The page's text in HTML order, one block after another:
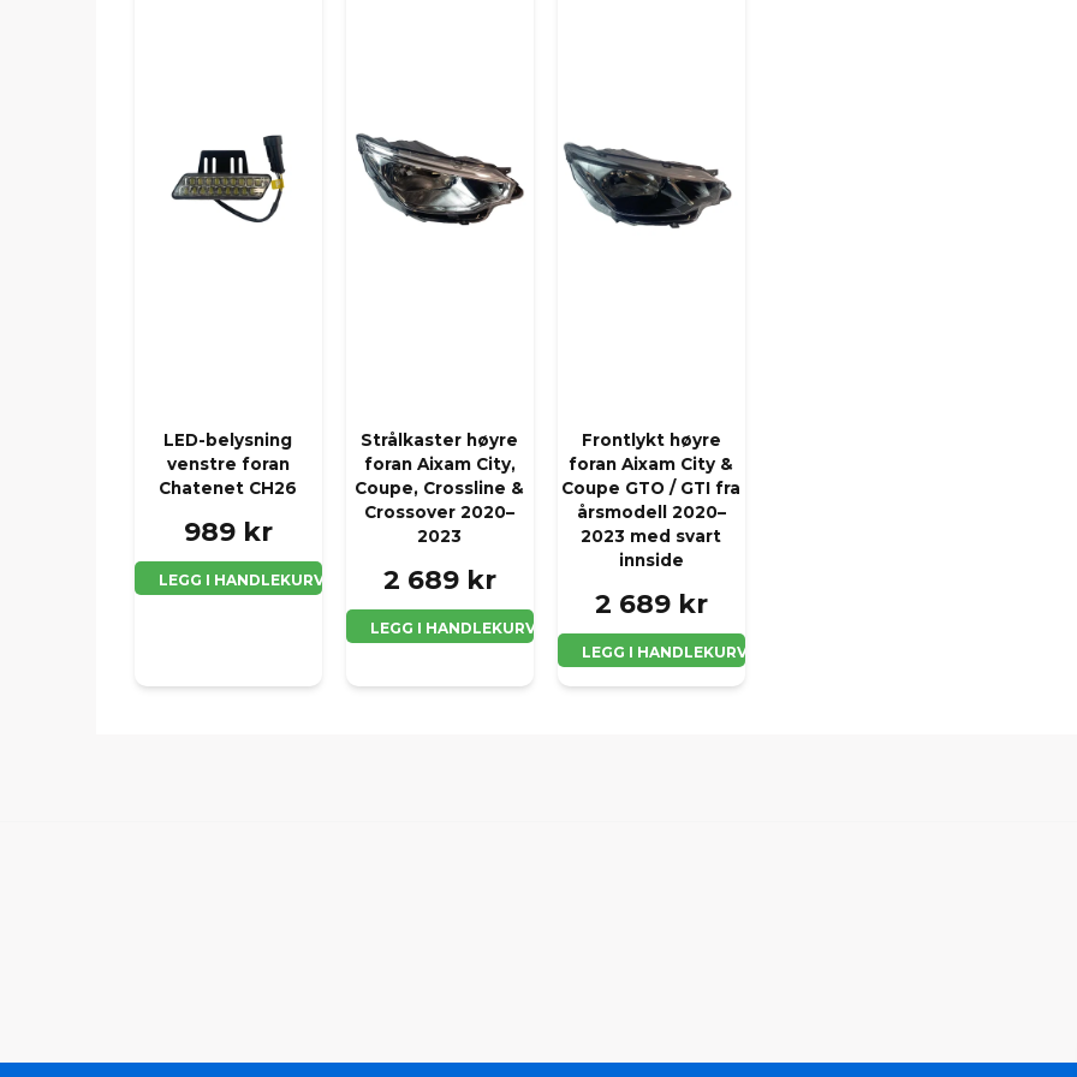
LED-belysning
venstre foran
Chatenet CH26
989 kr
LEGG I HANDLEKURV
Strålkaster høyre
foran Aixam City,
Coupe, Crossline &
Crossover 2020–
2023
2 689 kr
LEGG I HANDLEKURV
Frontlykt høyre
foran Aixam City &
Coupe GTO / GTI fra
årsmodell 2020–
2023 med svart
innside
2 689 kr
LEGG I HANDLEKURV